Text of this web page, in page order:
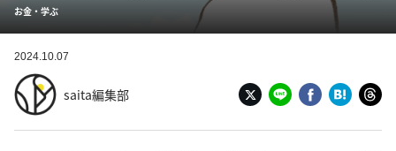
お金・学ぶ
2024.10.07
saita編集部